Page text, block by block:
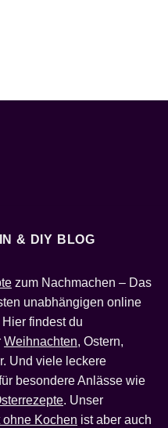
& DIY BLOG
zum Nachmachen – Das
unabhängigen online
findest du
Weihnachten, Ostern,
Und viele leckere
besondere Anlässe wie
. Unser
Kochen ist aber auch